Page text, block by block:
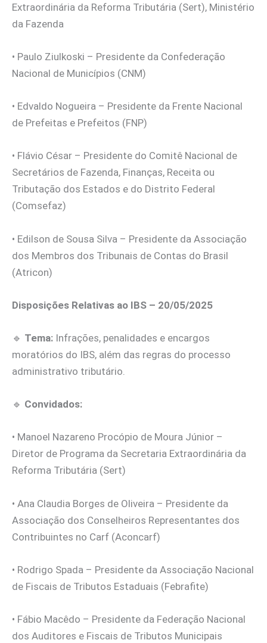
Extraordinária da Reforma Tributária (Sert), Ministério
da Fazenda
• Paulo Ziulkoski – Presidente da Confederação
Nacional de Municípios (CNM)
• Edvaldo Nogueira – Presidente da Frente Nacional
de Prefeitas e Prefeitos (FNP)
• Flávio César – Presidente do Comitê Nacional de
Secretários de Fazenda, Finanças, Receita ou
Tributação dos Estados e do Distrito Federal
(Comsefaz)
• Edilson de Sousa Silva – Presidente da Associação
dos Membros dos Tribunais de Contas do Brasil
(Atricon)
Disposições Relativas ao IBS – 20/05/2025
🔹 Tema: Infrações, penalidades e encargos
moratórios do IBS, além das regras do processo
administrativo tributário.
🔹 Convidados:
• Manoel Nazareno Procópio de Moura Júnior –
Diretor de Programa da Secretaria Extraordinária da
Reforma Tributária (Sert)
• Ana Claudia Borges de Oliveira – Presidente da
Associação dos Conselheiros Representantes dos
Contribuintes no Carf (Aconcarf)
• Rodrigo Spada – Presidente da Associação Nacional
de Fiscais de Tributos Estaduais (Febrafite)
• Fábio Macêdo – Presidente da Federação Nacional
dos Auditores e Fiscais de Tributos Municipais